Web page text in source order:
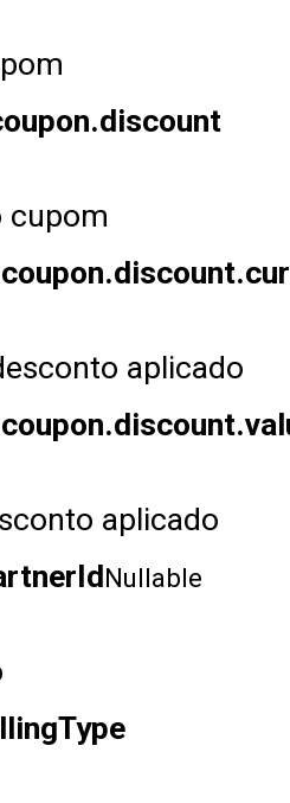
cupom
aplicado
aplicado
Nullable